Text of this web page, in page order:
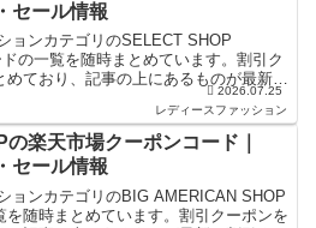
セール情報
ョンカテゴリのSELECT SHOP
の一覧を随時まとめています。割引ク
ており、記事の上にあるものが最新の
2026.07.25
レディースファッション
楽天市場クーポンコード｜
セール情報
ョンカテゴリのBIG AMERICAN SHOP
随時まとめています。割引クーポンを